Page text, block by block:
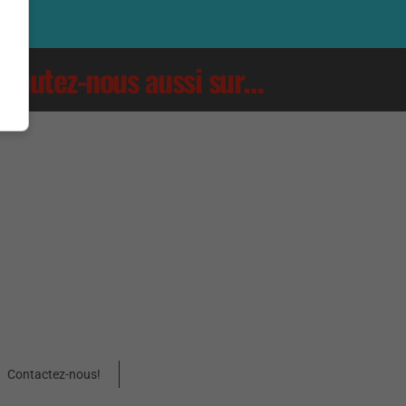
nous aussi sur…
Contactez-nous!